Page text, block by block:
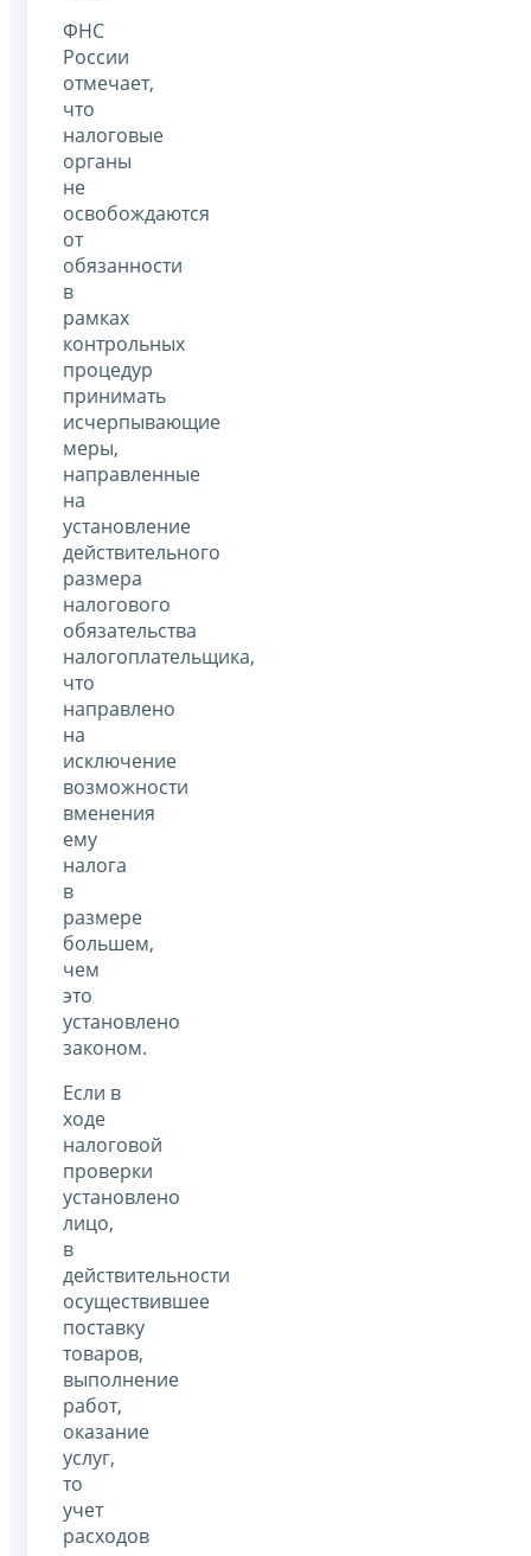
ФНС
России
отмечает,
что
налоговые
органы
не
освобождаются
от
обязанности
в
рамках
контрольных
процедур
принимать
исчерпывающие
меры,
направленные
на
установление
действительного
размера
налогового
обязательства
налогоплательщика,
что
направлено
на
исключение
возможности
вменения
ему
налога
в
размере
большем,
чем
это
установлено
законом.
Если в
ходе
налоговой
проверки
установлено
лицо,
в
действительности
осуществившее
поставку
товаров,
выполнение
работ,
оказание
услуг,
то
учет
расходов